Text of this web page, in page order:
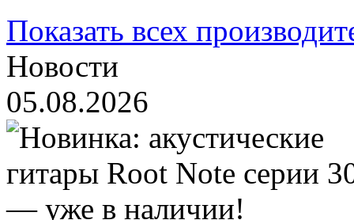
Показать всех
Новости
05.08.2026